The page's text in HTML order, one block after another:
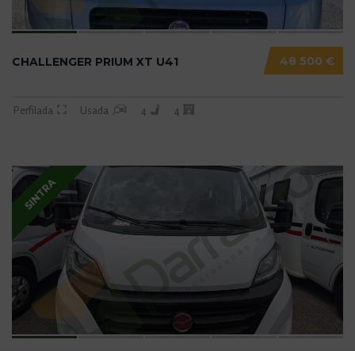
48 500 €
CHALLENGER PRIUM XT U41
Perfilada Usada 4 4
SINTRA